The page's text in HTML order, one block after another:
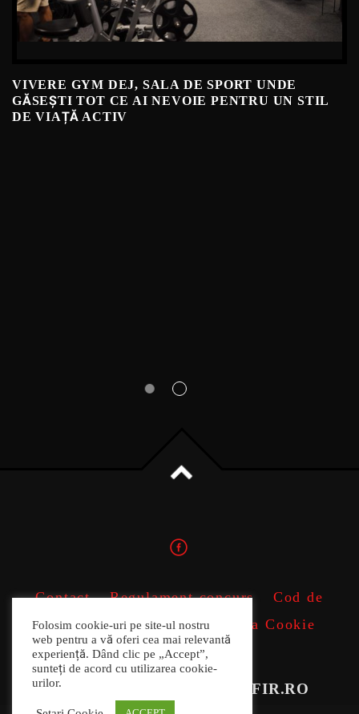
VIVERE GYM DEJ, SALA DE SPORT UNDE
GĂSEȘTI TOT CE AI NEVOIE PENTRU UN STIL
DE VIAȚĂ ACTIV
Contact Regulament concurs
Cod de
conduita profesionala
Politica Cookie
ANPC
COPYRIGHT 2022 RADIOFIR.RO
Folosim cookie-uri pe site-ul nostru
web pentru a vă oferi cea mai relevantă
experiență. Dând clic pe „Accept”,
sunteți de acord cu utilizarea cookie-
urilor.